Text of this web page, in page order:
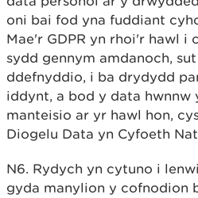
oni bai fod yna fuddiant
Mae'r GDPR yn rhoi'r hawl i
sydd gennym amdanoch,
ddefnyddio, i ba drydydd
iddynt, a bod y data hwnnw
manteisio ar yr hawl hon,
Diogelu Data yn Cyfoeth
N6. Rydych yn cytuno i
gyda manylion y cofnodion